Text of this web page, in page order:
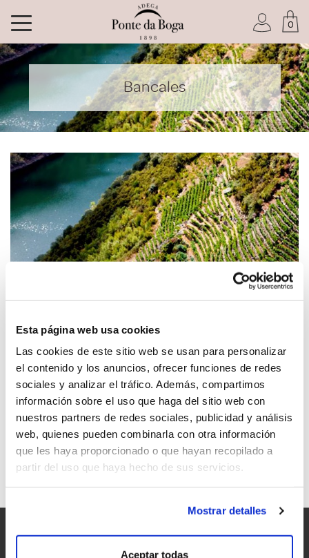
Esta página web usa cookies
Las cookies de este sitio web se usan para personalizar
el contenido y los anuncios, ofrecer funciones de redes
sociales y analizar el tráfico. Además, compartimos
información sobre el uso que haga del sitio web con
nuestros partners de redes sociales, publicidad y análisis
web, quienes pueden combinarla con otra información
que les haya proporcionado o que hayan recopilado a
partir del uso que haya hecho de sus servicios.
Mostrar detalles
Aceptar todas
Soy socio del Club
He olvidado mi contraseña
ACCEDER
0
Bancales
PLANTACIONES EN BANCALES, SELLO
INCONFUNDIBLE DE LA VITICULTURA DE
LA RIBEIRA SACRA